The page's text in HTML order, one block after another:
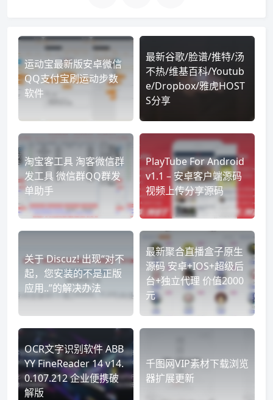
运动宝最新版安卓微信
QQ支付宝刷运动步数
软件
最新谷歌/脸谱/推特/汤
不热/维基百科/Youtub
e/Dropbox/雅虎HOST
S分享
淘宝客工具 淘客微信群
发工具 微信群QQ群发
单助手
PlayTube For Android
v1.1 – 安卓客户端源码
视频上传分享源码
关于 Discuz! 出现“对不
起，您安装的不是正版
应用..”的解决办法
最新聚合直播盒子原生
源码 安卓+IOS+超级后
台+独立代理 价值2000
元
OCR文字识别软件 ABB
YY FineReader 14 v14.
0.107.212 企业便携破
解版
千图网VIP素材下载浏览
器扩展更新